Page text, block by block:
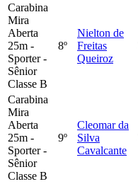
Carabina
Mira
Aberta
25m -
Sporter -
Sênior
Classe B
8º
Nielton de
Freitas
Queiroz
Carabina
Mira
Aberta
25m -
Sporter -
Sênior
Classe B
9º
Cleomar da
Silva
Cavalcante